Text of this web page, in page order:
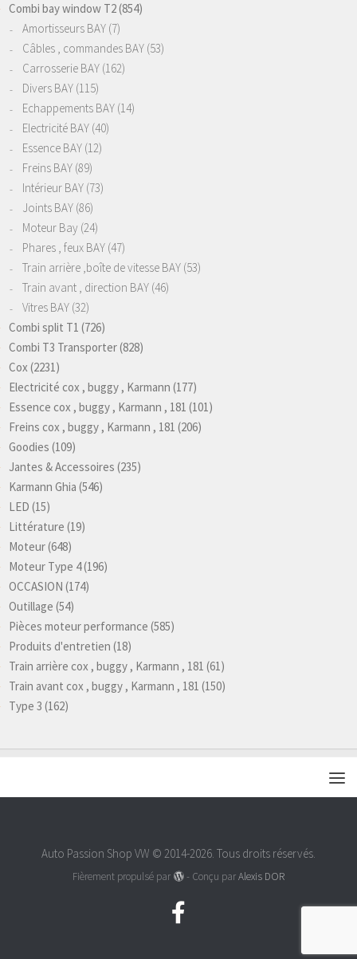
Combi bay window T2(854)
Amortisseurs BAY (7)
Câbles , commandes BAY (53)
Carrosserie BAY (162)
Divers BAY (115)
Echappements BAY (14)
Electricité BAY (40)
Essence BAY (12)
Freins BAY (89)
Intérieur BAY (73)
Joints BAY (86)
Moteur Bay (24)
Phares , feux BAY (47)
Train arrière ,boîte de vitesse BAY (53)
Train avant , direction BAY (46)
Vitres BAY (32)
Combi split T1 (726)
Combi T3 Transporter(828)
Cox(2231)
Electricité cox , buggy , Karmann (177)
Essence cox , buggy , Karmann , 181 (101)
Freins cox , buggy , Karmann , 181 (206)
Goodies (109)
Jantes & Accessoires (235)
Karmann Ghia (546)
LED (15)
Littérature (19)
Moteur(648)
Moteur Type 4(196)
OCCASION (174)
Outillage (54)
Pièces moteur performance (585)
Produits d'entretien (18)
Train arrière cox , buggy , Karmann , 181 (61)
Train avant cox , buggy , Karmann , 181 (150)
Type 3 (162)
Auto Passion Shop VW © 2014-2026. Tous droits réservés.
Fièrement propulsé par - Conçu parAlexis DOR